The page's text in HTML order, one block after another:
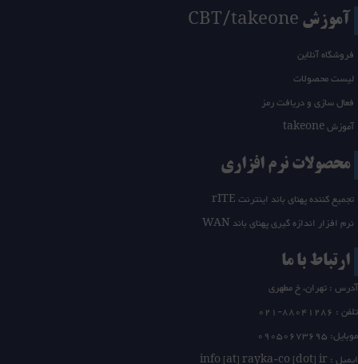
آموزش CBT/takeone
فروشگاه آنلاین
لیست محصولات
فعال سازی و دریافت رمز
آموزش takeone
محصولات نرم افزاری
تجمیع کننده پهنای باند اینترنت rITE
نرم افزار اندازه گیری پهنای باند WAN
ارتباط با ما
آدرس : تهران، خ مطهری
تلفن : 21-88041286
0
موبایل: 09050673695
ایمیل : info [at] rayka-co [dot] ir